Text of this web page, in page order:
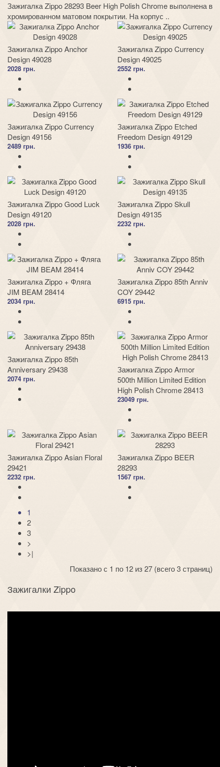
Зажигалка Zippo 28293 Beer High Polish Chrome выполнена в
хромированном матовом покрытии. На корпус ..
Зажигалка Zippo Anchor
Design 49028
2028 грн.
Зажигалка Zippo Currency
Design 49025
2552 грн.
Зажигалка Zippo Currency
Design 49156
2489 грн.
Зажигалка Zippo Etched
Freedom Design 49129
1936 грн.
Зажигалка Zippo Good Luck
Design 49120
2028 грн.
Зажигалка Zippo Skull
Design 49135
2232 грн.
Зажигалка Zippo + Фляга
JIM BEAM 28414
2034 грн.
Зажигалка Zippo 85th Anniv
COY 29442
6915 грн.
Зажигалка Zippo 85th
Anniversary 29438
2074 грн.
Зажигалка Zippo Armor
500th Million Limited Edition
High Polish Chrome 28413
23049 грн.
Зажигалка Zippo Asian Floral
29421
2232 грн.
Зажигалка Zippo BEER
28293
1567 грн.
1
2
3
>
>|
Показано с 1 по 12 из 27 (всего 3 страниц)
Зажигалки Zippo